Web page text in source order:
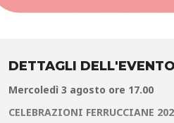
DETTAGLI
Mercoledì 3 agosto ore 17.00
CELEBRAZIONI FERRUCCIANE